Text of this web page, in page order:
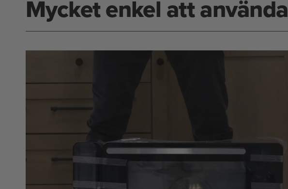
Mycket enkel att använda